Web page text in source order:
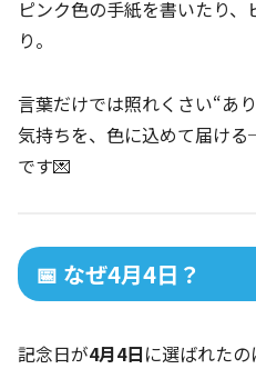
ピンク色の手紙を書いたり
り。
言葉だけでは照れくさい“あ
気持ちを、色に込めて届け
です💌
📅 なぜ4月4日？
記念日が4月4日に選ばれた